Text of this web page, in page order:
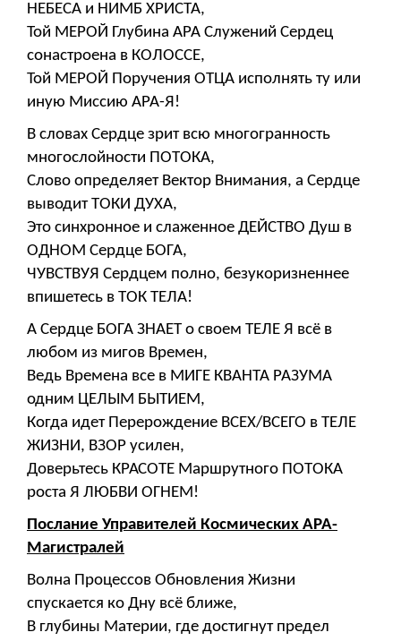
НЕБЕСА и НИМБ ХРИСТА,
Той МЕРОЙ Глубина АРА Служений Сердец
сонастроена в КОЛОССЕ,
Той МЕРОЙ Поручения ОТЦА исполнять ту или
иную Миссию АРА-Я!
В словах Сердце зрит всю многогранность
многослойности ПОТОКА,
Слово определяет Вектор Внимания, а Сердце
выводит ТОКИ ДУХА,
Это синхронное и слаженное ДЕЙСТВО Душ в
ОДНОМ Сердце БОГА,
ЧУВСТВУЯ Сердцем полно, безукоризненнее
впишетесь в ТОК ТЕЛА!
А Сердце БОГА ЗНАЕТ о своем ТЕЛЕ Я всё в
любом из мигов Времен,
Ведь Времена все в МИГЕ КВАНТА РАЗУМА
одним ЦЕЛЫМ БЫТИЕМ,
Когда идет Перерождение ВСЕХ/ВСЕГО в ТЕЛЕ
ЖИЗНИ, ВЗОР усилен,
Доверьтесь КРАСОТЕ Маршрутного ПОТОКА
роста Я ЛЮБВИ ОГНЕМ!
Послание Управителей Космических АРА-
Магистралей
Волна Процессов Обновления Жизни
спускается ко Дну всё ближе,
В глубины Материи, где достигнут предел